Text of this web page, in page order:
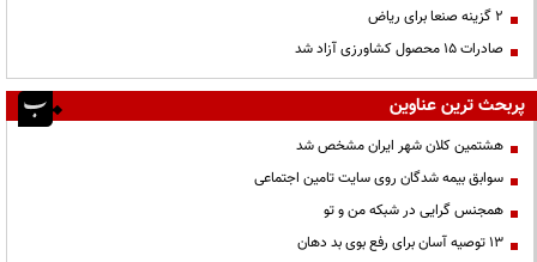
۲ گزینه صنعا برای ریاض
صادرات ۱۵ محصول کشاورزی آزاد شد
پربحث ترین عناوین
هشتمین کلان شهر ایران مشخص شد
سوابق بیمه شدگان روی سایت تامین اجتماعی
همجنس گرایی در شبکه من و تو
13 توصیه آسان برای رفع بوی بد دهان